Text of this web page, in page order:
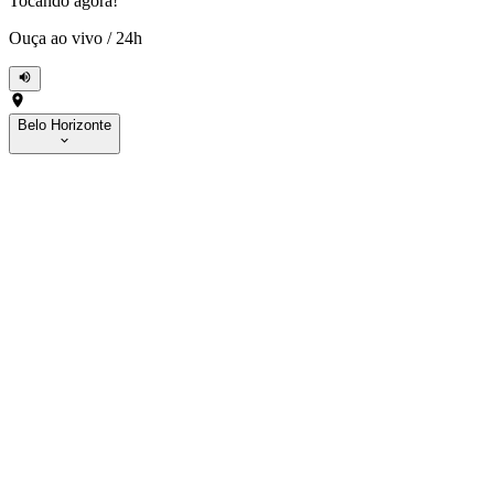
Ouça ao vivo / 24h
Belo Horizonte